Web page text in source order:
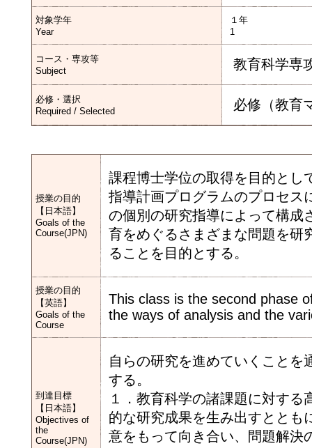
対象学年
Year
１年
1
コース・専攻等
Subject
教育科学専
必修・選択
Required / Selected
必修（教育
授業の目的
【日本語】
Goals of the
Course(JPN)
課程博士学位の取得を目的とし
指導計画プログラムのプロセス
の個別の研究指導によって構成
育をめぐるさまざまな問題を研
ることを目的とする。
授業の目的
【英語】
Goals of the
Course
This class is the second phase
the ways of analysis and the
到達目標
【日本語】
Objectives of
the
Course(JPN)
自らの研究を進めていくことを
する。
１．教育科学の諸課題に対す
的な研究成果を生み出すととも
意をもって向き合い、問題解決